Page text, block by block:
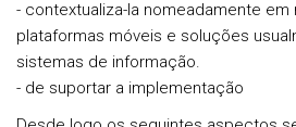
- contextualiza-la nomeadamente
plataformas móveis e soluções
sistemas de informação.
- de suportar a implementação